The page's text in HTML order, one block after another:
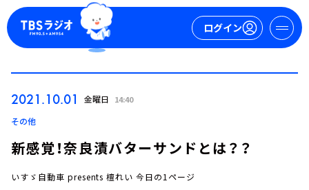
ログイン
2021.10.01 金曜日 14:40
その他
新感覚！奈良漬バターサンドとは？？
いすゞ自動車 presents 檀れい 今日の1ページ